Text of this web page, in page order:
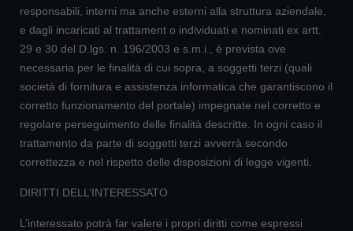
responsabili, interni ma anche esterni alla struttura aziendale,
e dagli incaricati al trattament o individuati e nominati ex artt.
29 e 30 del D.lgs. n. 196/2003 e s.m.i., è prevista ove
necessaria per le finalità di cui sopra, a soggetti terzi (quali
società di fornitura e assistenza informatica che garantiscono il
corretto funzionamento del portale) impegnate nel corretto e
regolare perseguimento delle finalità descritte. In ogni caso il
trattamento da parte di soggetti terzi avverrà secondo
correttezza e nel rispetto delle disposizioni di legge vigenti.
DIRITTI DELL’INTERESSATO
L’interessato potrà far valere i propri diritti come espressi